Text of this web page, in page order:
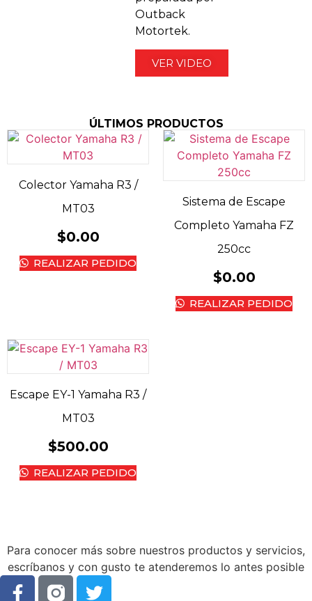
Outback
Motortek.
VER VIDEO
ÚLTIMOS PRODUCTOS
Colector Yamaha R3 /
MT03
$0.00
REALIZAR PEDIDO
Sistema de Escape
Completo Yamaha FZ
250cc
$0.00
REALIZAR PEDIDO
Escape EY-1 Yamaha R3 /
MT03
$500.00
REALIZAR PEDIDO
Para conocer más sobre nuestros productos y servicios,
escríbanos y con gusto te atenderemos lo antes posible